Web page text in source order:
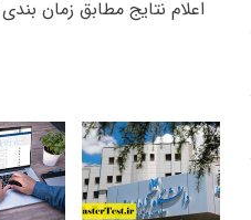
اعلام نتایج مطابق زمان